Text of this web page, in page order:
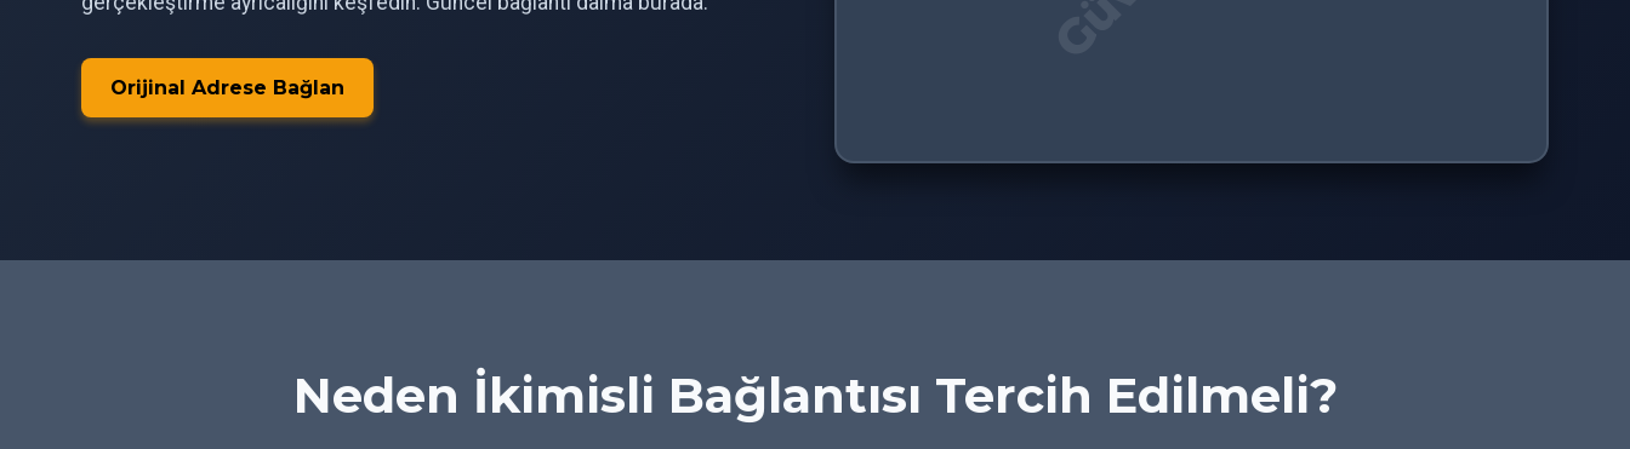
Orijinal Adrese Bağlan
Neden İkimisli Bağlantısı Tercih Edilmeli?